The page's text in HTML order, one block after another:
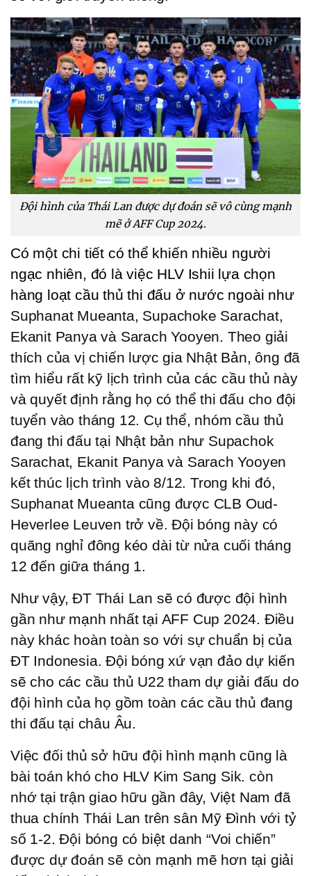
Đội hình của Thái Lan được dự đoán sẽ vô cùng mạnh
mẽ ở AFF Cup 2024.
Có một chi tiết có thể khiến nhiều người
ngạc nhiên, đó là việc HLV Ishii lựa chọn
hàng loạt cầu thủ thi đấu ở nước ngoài như
Suphanat Mueanta, Supachoke Sarachat,
Ekanit Panya và Sarach Yooyen. Theo giải
thích của vị chiến lược gia Nhật Bản, ông đã
tìm hiểu rất kỹ lịch trình của các cầu thủ này
và quyết định rằng họ có thể thi đấu cho đội
tuyển vào tháng 12. Cụ thể, nhóm cầu thủ
đang thi đấu tại Nhật bản như Supachok
Sarachat, Ekanit Panya và Sarach Yooyen
kết thúc lịch trình vào 8/12. Trong khi đó,
Suphanat Mueanta cũng được CLB Oud-
Heverlee Leuven trở về. Đội bóng này có
quãng nghỉ đông kéo dài từ nửa cuối tháng
12 đến giữa tháng 1.
Như vậy, ĐT Thái Lan sẽ có được đội hình
gần như mạnh nhất tại AFF Cup 2024. Điều
này khác hoàn toàn so với sự chuẩn bị của
ĐT Indonesia. Đội bóng xứ vạn đảo dự kiến
sẽ cho các cầu thủ U22 tham dự giải đấu do
đội hình của họ gồm toàn các cầu thủ đang
thi đấu tại châu Âu.
Việc đối thủ sở hữu đội hình mạnh cũng là
bài toán khó cho HLV Kim Sang Sik. còn
nhớ tại trận giao hữu gần đây, Việt Nam đã
thua chính Thái Lan trên sân Mỹ Đình với tỷ
số 1-2. Đội bóng có biệt danh “Voi chiến”
được dự đoán sẽ còn mạnh mẽ hơn tại giải